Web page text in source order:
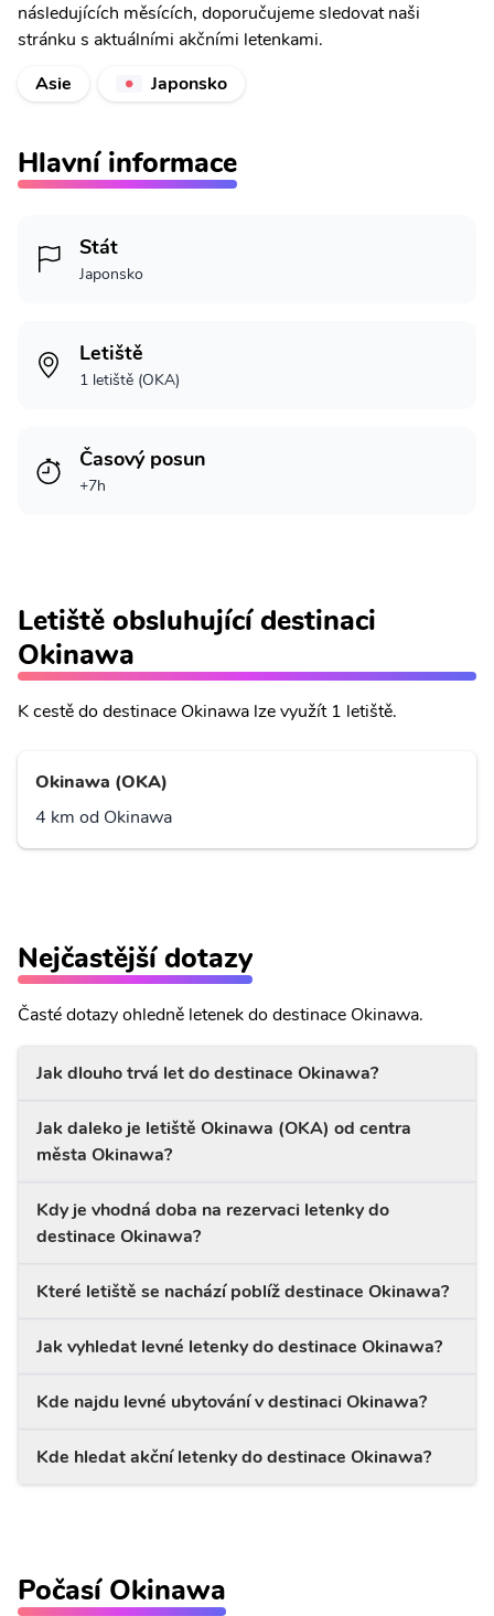
následujících měsících, doporučujeme sledovat naši
stránku s aktuálními akčními letenkami.
Asie
Japonsko
Hlavní informace
Stát
Japonsko
Letiště
1 letiště (OKA)
Časový posun
+7h
Letiště obsluhující destinaci
Okinawa
K cestě do destinace Okinawa lze využít 1 letiště.
Okinawa (OKA)
4 km od Okinawa
Nejčastější dotazy
Časté dotazy ohledně letenek do destinace Okinawa.
Jak dlouho trvá let do destinace Okinawa?
Jak daleko je letiště Okinawa (OKA) od centra
města Okinawa?
Kdy je vhodná doba na rezervaci letenky do
destinace Okinawa?
Které letiště se nachází poblíž destinace Okinawa?
Jak vyhledat levné letenky do destinace Okinawa?
Kde najdu levné ubytování v destinaci Okinawa?
Kde hledat akční letenky do destinace Okinawa?
Počasí Okinawa